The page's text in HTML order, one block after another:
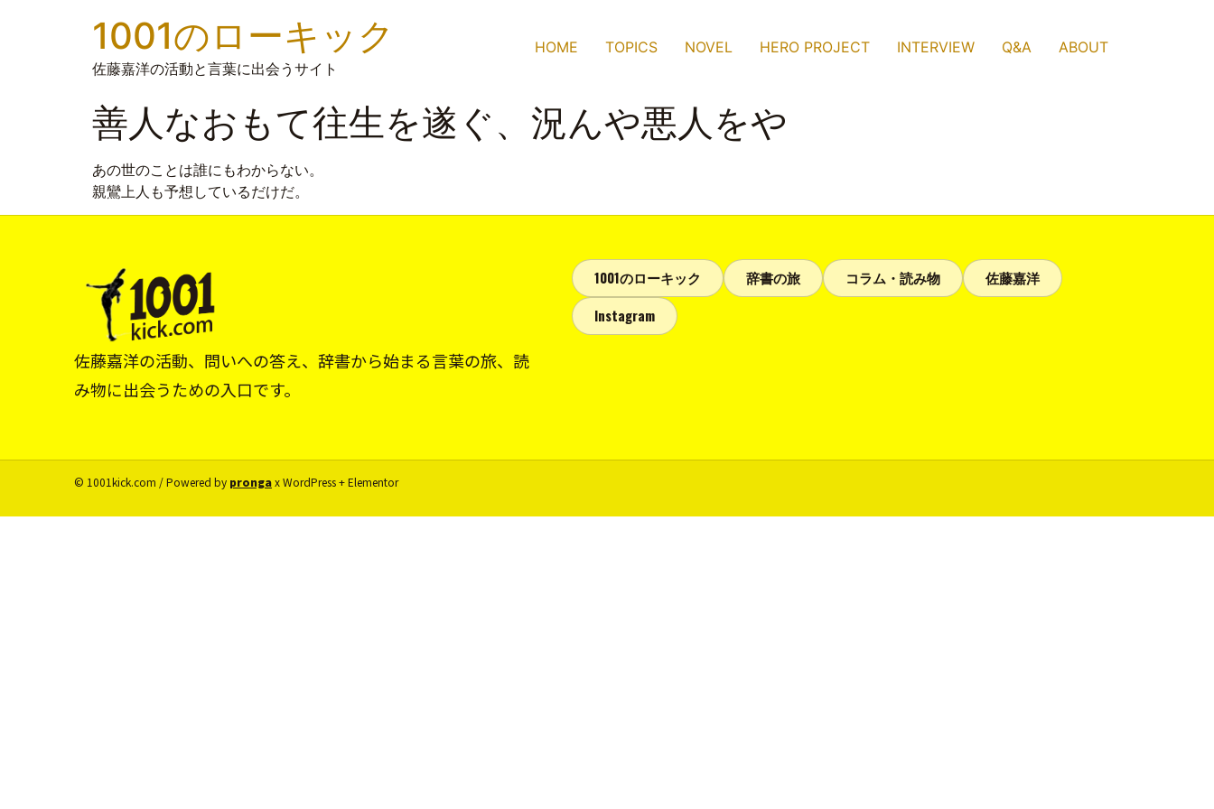
1001のローキック
佐藤嘉洋の活動と言葉に出会うサイト
HOME TOPICS NOVEL HERO PROJECT INTERVIEW Q&A ABOUT
善人なおもて往生を遂ぐ、況んや悪人をや
あの世のことは誰にもわからない。
親鸞上人も予想しているだけだ。
佐藤嘉洋の活動、問いへの答え、辞書から始まる言葉の旅、読
み物に出会うための入口です。
1001のローキック 辞書の旅 コラム・読み物
佐藤嘉洋
Instagram
© 1001kick.com / Powered by prongax WordPress + Elementor